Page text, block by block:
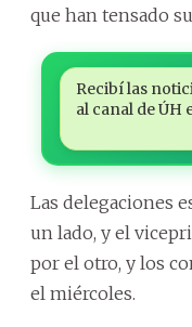
que han tensado
Recibí las
al canal de ÚH
Las delegaciones
un lado, y el
por el otro, y los
el miércoles.